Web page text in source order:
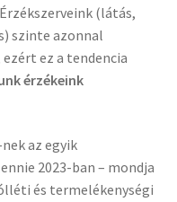
(látás,
szinte azonnal
ez a tendencia
érzékeink
az egyik
2023-ban – mondja
és termelékenységi